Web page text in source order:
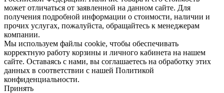
может отличаться от заявленной на данном сайте. Для
получения подробной информации о стоимости, наличии и
прочих услугах, пожалуйста, обращайтесь к менеджерам
компании.
Мы используем файлы cookie, чтобы обеспечивать
корректную работу корзины и личного кабинета на нашем
сайте. Оставаясь с нами, вы соглашаетесь на обработку этих
данных в соответствии с нашей Политикой
конфиденциальности.
Принять